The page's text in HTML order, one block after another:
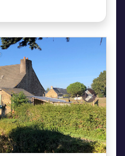
Next